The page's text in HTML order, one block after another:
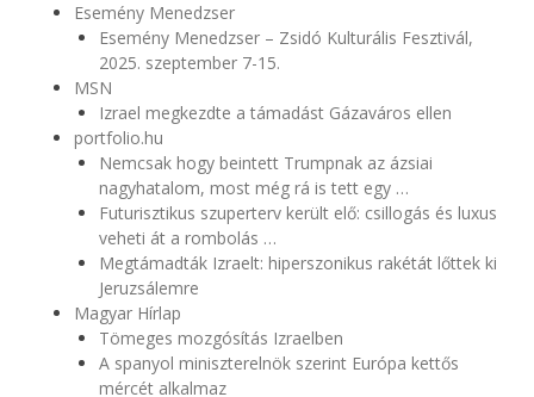
Esemény Menedzser
Esemény Menedzser – Zsidó Kulturális Fesztivál,
2025. szeptember 7-15.
MSN
Izrael megkezdte a támadást Gázaváros ellen
portfolio.hu
Nemcsak hogy beintett Trumpnak az ázsiai
nagyhatalom, most még rá is tett egy …
Futurisztikus szuperterv került elő: csillogás és luxus
veheti át a rombolás …
Megtámadták Izraelt: hiperszonikus rakétát lőttek ki
Jeruzsálemre
Magyar Hírlap
Tömeges mozgósítás Izraelben
A spanyol miniszterelnök szerint Európa kettős
mércét alkalmaz